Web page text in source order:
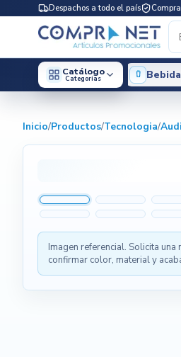
Despachos a todo el país
Catálogo
Categorias
Inicio/Productos/Tecnologia/
Imagen referencial. Solicita una
confirmar color, material y